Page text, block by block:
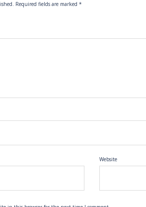
Required fields are marked *
Website